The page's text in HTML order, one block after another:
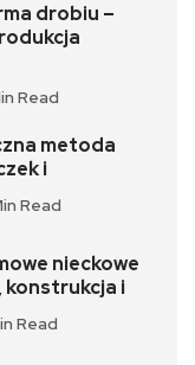
drobiu –
Read
metoda
i
Read
nieckowe
konstrukcja i
Read